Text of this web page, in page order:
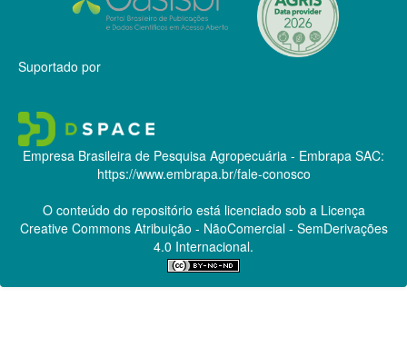
Suportado por
Empresa Brasileira de Pesquisa Agropecuária - Embrapa SAC:
https://www.embrapa.br/fale-conosco
O conteúdo do repositório está licenciado sob a Licença
Creative CommonsAtribuição - NãoComercial - SemDerivações
4.0 Internacional.